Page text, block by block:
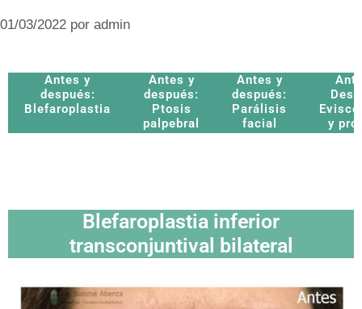
01/03/2022 por admin
Antes y
después:
Blefaroplastia
Antes y
después:
Ptosis
palpebral
Antes y
después:
Parálisis
facial
y
Blefaroplastia inferior
transconjuntival bilateral